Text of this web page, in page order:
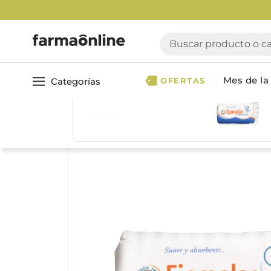
Buscar producto o
Categorías
Dermocosmética
Accesorios de Belleza
Ver todoCuidado
Cuidado del
OFERTAS Mes de